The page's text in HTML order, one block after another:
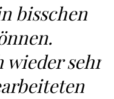
bisschen
wieder sehr